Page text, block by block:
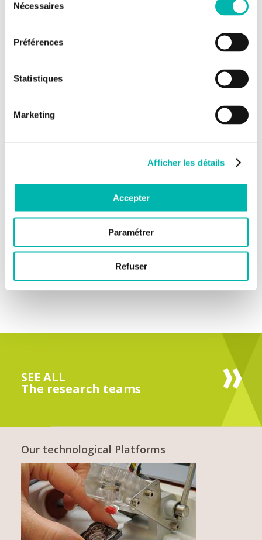
Nécessaires
Préférences
Statistiques
Marketing
Afficher les détails
Accepter
Paramétrer
Refuser
SEE ALL
The research teams
Our technological Platforms